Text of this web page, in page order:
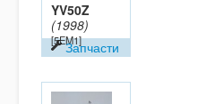
YV50Z
(1998)
[5EM1]Запчасти